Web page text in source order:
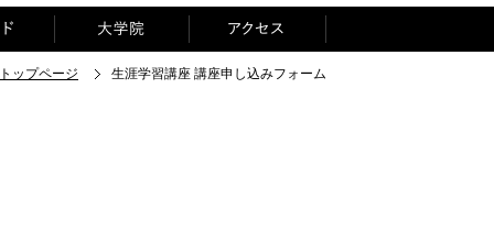
トップページ 生涯学習講座 講座申し込みフォーム